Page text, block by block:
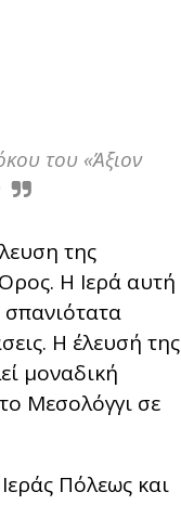
του «Άξιον
της
Η Ιερά αυτή
Η έλευσή της
μοναδική
Μεσολόγγι σε
Πόλεως και